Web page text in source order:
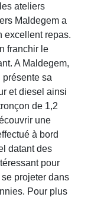
ateliers
Maldegem a
excellent repas.
franchir le
A Maldegem,
sa
et diesel ainsi
de 1,2
une
à bord
datant des
pour
projeter dans
Pour plus